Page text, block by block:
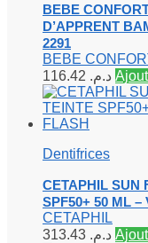
BEBE
D’APPRENT
2291
BEBE
د.م.
Dentifrices
CETAPHIL SUN
SPF50+ 50 ML –
CETAPHIL
د.م.